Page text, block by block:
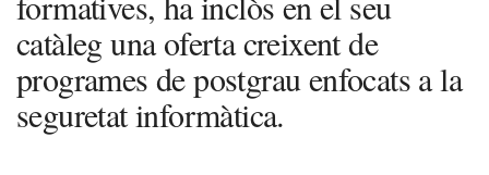
catàleg una oferta creixent de
programes de postgrau enfocats a la
seguretat informàtica.